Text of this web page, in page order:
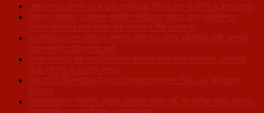
খেজুর বাগান এলাকা থেকে চোর গ্রেফতার, উদ্ধার স্বর্ণের চেইন ও রুপোর নূপুর
আসন্ন পৌরসভা ও ভিলেজ কাউন্সিল নির্বাচনকে সামনে রেখে নয়াদিল্লিতে
ত্রিপুরা বিজেপির মেগা বৈঠক, দীর্ঘ আলোচনা শীর্ষ নেতৃত্বের
সাংবাদিকদের সঙ্গে সৌজন্য সাক্ষাতে বাইখোড়া থানার নবনিযুক্ত ওসি, অপরাধ
দমনে সমন্বিত উদ্যোগের বার্তা
ডুম্বুর জলাশয়ে মাছ ধরার নিষেধাজ্ঞা কার্যকরে গাফিলতির অভিযোগ, নজরদারি
নিয়ে প্রশ্নের মুখে মৎস্য দপ্তর
নবম বাহিনী টিএসআরের উদ্যোগে স্বেচ্ছায় রক্তদান শিবির, ৬৫ জওয়ানের
রক্তদান
আশারামবাড়িতে বিজেপির প্রয়াস কর্মসূচির প্রথম পর্ব, সাংগঠনিক শক্তি বৃদ্ধিতে